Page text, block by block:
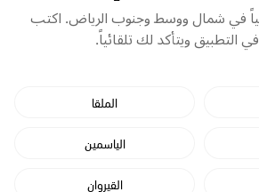
أكثر من 50 حياً في شمال ووسط وجنوب الرياض. اكتب
التطبيق ويتأكد لك تلقائياً.
الملقا
الياسمين
القيروان